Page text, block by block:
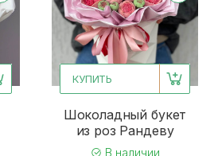
КУПИТЬ
Шоколадный букет
из роз Рандеву
В наличии